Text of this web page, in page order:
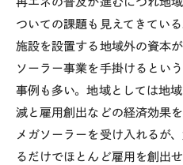
ついての課題も見えてきてい
施設を設置する地域外の資本
ソーラー事業を手掛けるとい
事例も多い。地域としては地
減と雇用創出などの経済効果
メガソーラーを受け入れるが
るだけでほとんど雇用を創出